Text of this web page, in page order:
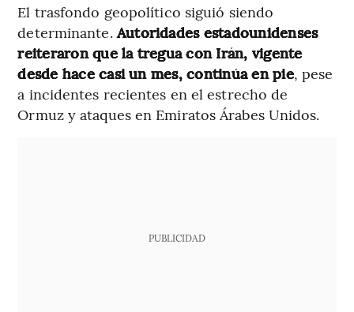
El trasfondo geopolítico siguió siendo
determinante.Autoridades estadounidenses
reiteraron que la tregua con Irán, vigente
desde hace casi un mes, continúa en pie, pese
a incidentes recientes en el estrecho de
Ormuz y ataques en Emiratos Árabes Unidos.
PUBLICIDAD